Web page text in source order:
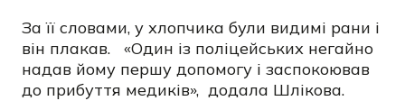
За її словами, у хлопчика були видимі рани і
він плакав.
«Один із поліцейських негайно
надав йому першу допомогу і заспокоював
до прибуття медиків», додала Шлікова.